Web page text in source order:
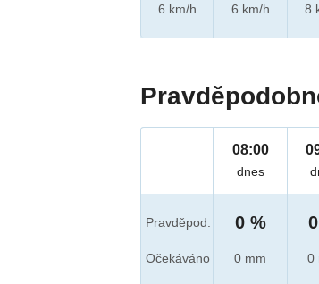
6 km/h
6 km/h
8
Pravděpod.
Očekáváno
08:00
dnes
0 %
0 mm 0